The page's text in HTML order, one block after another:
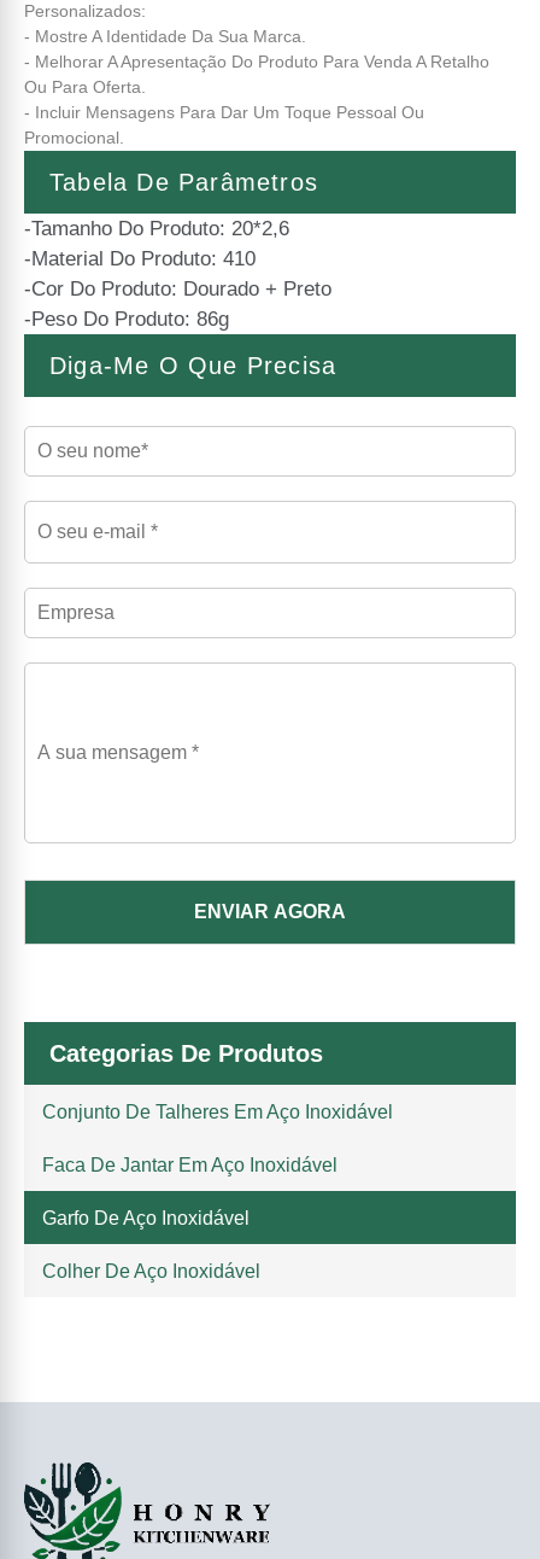
Categorias De Produtos
Conjunto De Talheres Em Aço Inoxidável
Faca De Jantar Em Aço Inoxidável
Garfo De Aço Inoxidável
Colher De Aço Inoxidável
Personalizados:
- Mostre A Identidade Da Sua Marca.
- Melhorar A Apresentação Do Produto Para Venda A Retalho
Ou Para Oferta.
- Incluir Mensagens Para Dar Um Toque Pessoal Ou
Promocional.
Tabela De Parâmetros
-Tamanho Do Produto: 20*2,6
-Material Do Produto: 410
-Cor Do Produto: Dourado + Preto
-Peso Do Produto: 86g
Diga-Me O Que Precisa
ENVIAR AGORA